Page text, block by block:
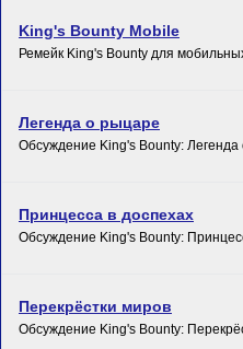
King's Bounty Mobile
Ремейк King's Bounty для
Легенда о рыцаре
Обсуждение King's Bounty: Легенда
Принцесса в доспехах
Обсуждение King's Bounty:
Перекрёстки миров
Обсуждение King's Bounty: